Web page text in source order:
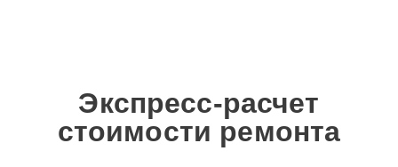
Экспресс-расчет
стоимости ремонта